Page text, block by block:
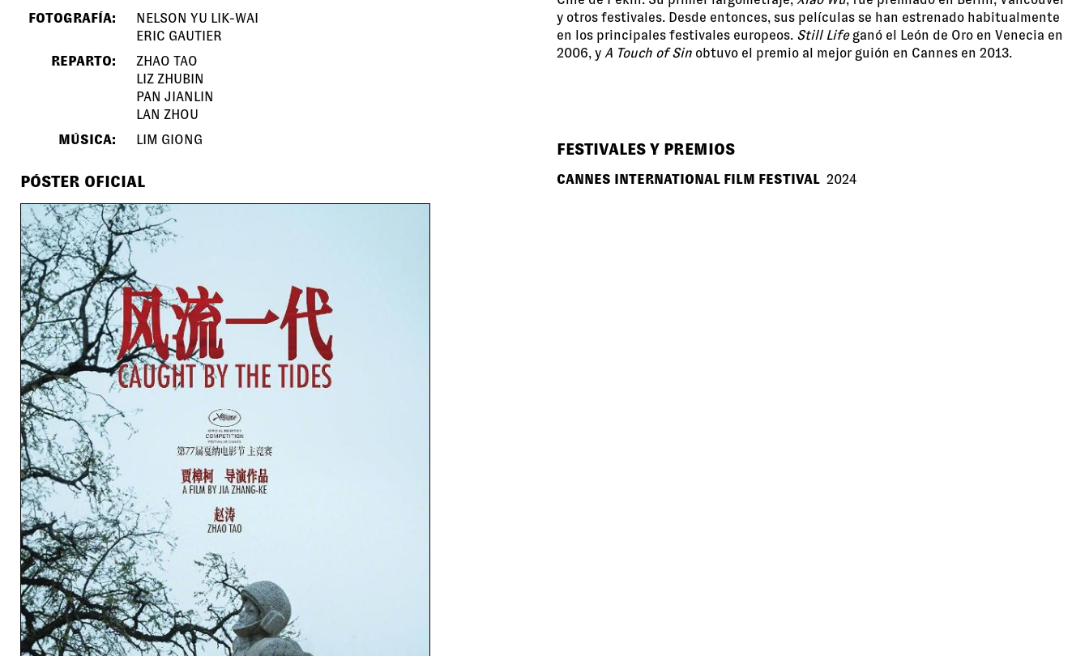
FOTOGRAFÍA:
NELSON YU LIK-WAI
ERIC GAUTIER
REPARTO:
ZHAO TAO
LIZ ZHUBIN
PAN JIANLIN
LAN ZHOU
MÚSICA:
LIM GIONG
PÓSTER OFICIAL
y otros festivales. Desde entonces, sus películas se han estrenado habitualmente
en los principales festivales europeos. Still Life ganó el León de Oro en Venecia en
2006, y A Touch of Sin obtuvo el premio al mejor guión en Cannes en 2013.
FESTIVALES Y PREMIOS
CANNES INTERNATIONAL FILM FESTIVAL 2024